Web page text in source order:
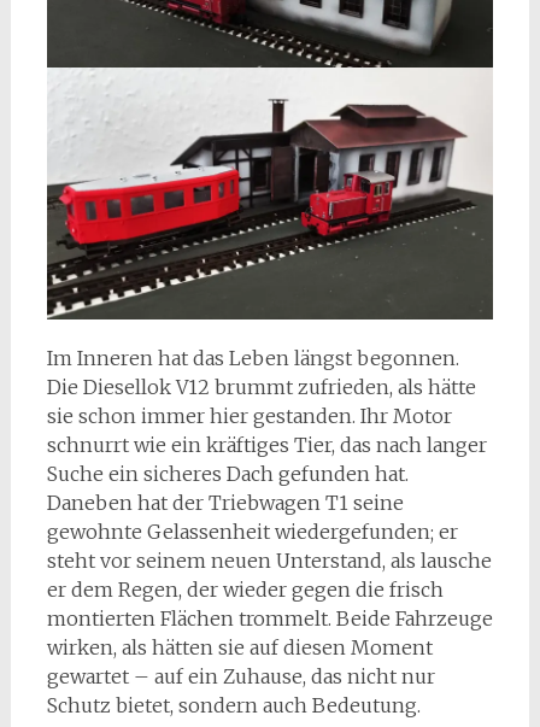
Im Inneren hat das Leben längst begonnen.
Die Diesellok V12 brummt zufrieden, als hätte
sie schon immer hier gestanden. Ihr Motor
schnurrt wie ein kräftiges Tier, das nach langer
Suche ein sicheres Dach gefunden hat.
Daneben hat der Triebwagen T1 seine
gewohnte Gelassenheit wiedergefunden; er
steht vor seinem neuen Unterstand, als lausche
er dem Regen, der wieder gegen die frisch
montierten Flächen trommelt. Beide Fahrzeuge
wirken, als hätten sie auf diesen Moment
gewartet – auf ein Zuhause, das nicht nur
Schutz bietet, sondern auch Bedeutung.